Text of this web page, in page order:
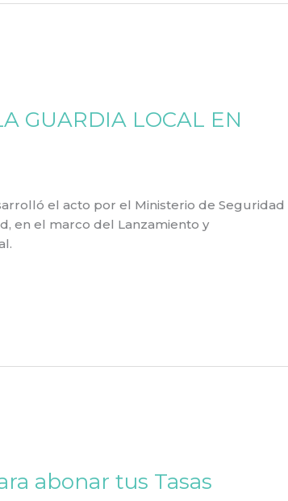
GUARDIA LOCAL EN
el acto por el Ministerio de Seguridad
en el marco del Lanzamiento y
abonar tus Tasas